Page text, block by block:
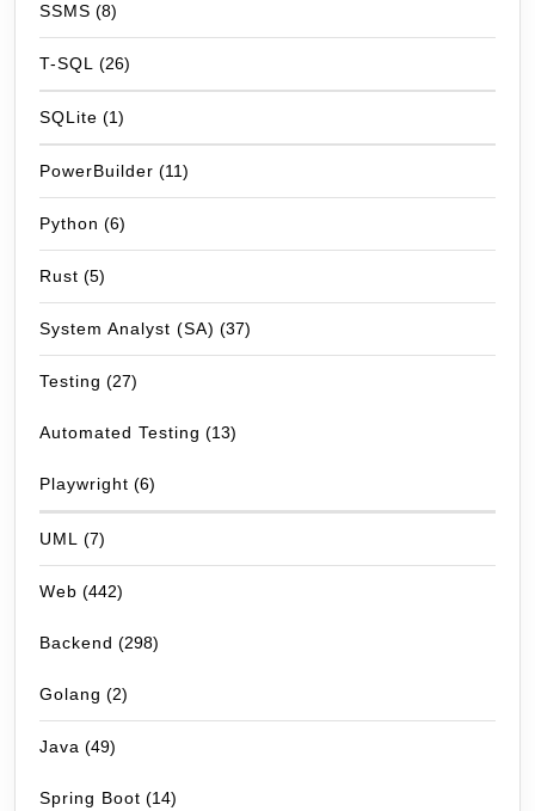
SSMS (8)
T-SQL (26)
SQLite (1)
PowerBuilder (11)
Python (6)
Rust (5)
System Analyst (SA) (37)
Testing (27)
Automated Testing (13)
Playwright (6)
UML (7)
Web (442)
Backend (298)
Golang (2)
Java (49)
Spring Boot (14)